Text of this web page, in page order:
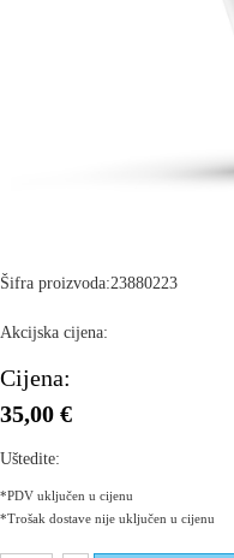
Šifra proizvoda:23880223
Akcijska cijena:
Cijena:
35,00 €
Uštedite:
*PDV uključen u cijenu
*Trošak dostave nije uključen u cijenu